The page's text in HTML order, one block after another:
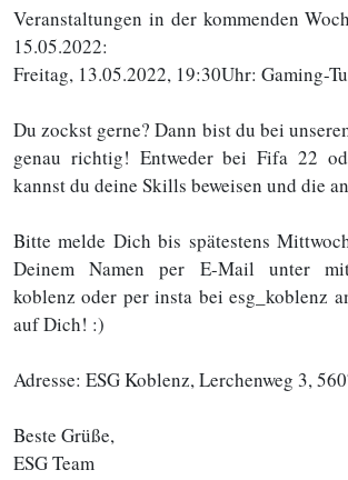
Veranstaltungen in der kommenden
15.05.2022:
Freitag, 13.05.2022, 19:30Uhr: Gaming-
Du zockst gerne? Dann bist du bei
genau richtig! Entweder bei Fifa 22
kannst du deine Skills beweisen und die
Bitte melde Dich bis spätestens
Deinem Namen per E-Mail unter
koblenz oder per insta bei esg_koblenz
auf Dich! :)
Adresse: ESG Koblenz, Lerchenweg 3,
Beste Grüße,
ESG Team